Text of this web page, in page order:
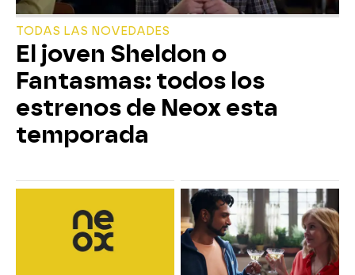
TODAS LAS NOVEDADES
El joven Sheldon o
Fantasmas: todos los
estrenos de Neox esta
temporada